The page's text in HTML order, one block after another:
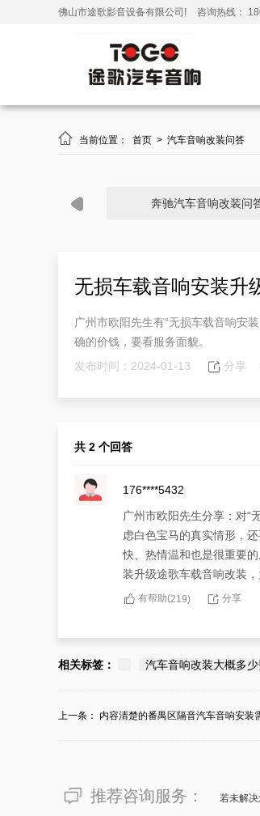
佛山市途歌影音设备有限公司! 咨询热线：
 当前位置： 首页 > 汽车音响改装问答
奔驰汽车音响改装问
无损车载音响安装升
广州市欧阳先生有“无损车载音响安
确的价钱，要看服务面貌。
发布时间：2024-01-13
分享
共 2 个回答
176****5432
广州市欧阳先生分享：对“
虑白色宝马的真实情形，
快、热情温和也是很重要
装升级途歌车载音响改装
有帮助(219) 分享
181****3052
广州市欧阳先生有“无损
相关标签： 汽车音响改装大概多少
上一条： 内容清楚的番禺区隔音汽车音响安装
推荐咨询服务： 若未解